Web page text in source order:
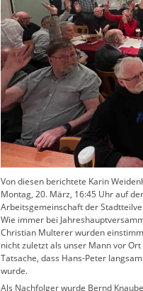
Von diesen berichtete Karin
Montag, 20. März, 16:45 Uhr auf
Arbeitsgemeinschaft der
Wie immer bei
Christian Multerer wurden
nicht zuletzt als unser Mann vor
Tatsache, dass Hans-Peter
wurde.
Als Nachfolger wurde Bernd